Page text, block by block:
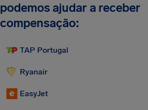
podemos ajudar a receber
compensação:
TAP Portugal
Ryanair
EasyJet